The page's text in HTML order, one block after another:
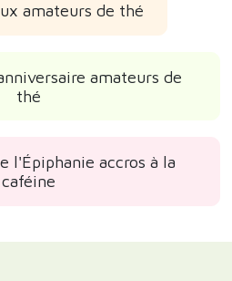
amateurs de thé
amateurs de
thé
l'Épiphanie accros à la
caféine